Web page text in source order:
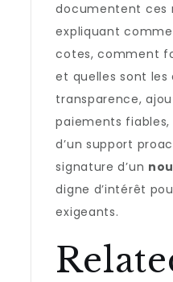
documentent ces
expliquant
cotes, comment
et quelles sont
transparence,
paiements fiables,
d’un support
signature d’un
digne d’intérêt
exigeants.